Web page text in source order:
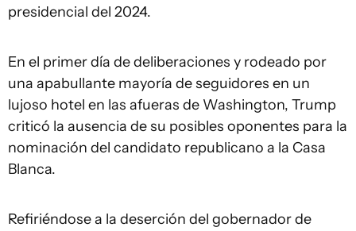
presidencial del 2024.
En el primer día de deliberaciones y rodeado por
una apabullante mayoría de seguidores en un
lujoso hotel en las afueras de Washington, Trump
criticó la ausencia de su posibles oponentes para la
nominación del candidato republicano a la Casa
Blanca.
Refiriéndose a la deserción del gobernador de